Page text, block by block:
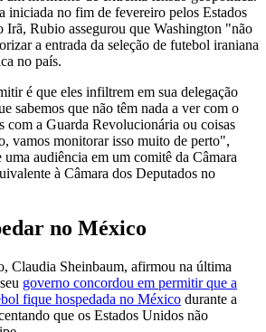
iniciada no fim de fevereiro pelos Estados
Irã, Rubio assegurou que Washington "não
a entrada da seleção de futebol iraniana
no país.
é que eles infiltrem em sua delegação
sabemos que não têm nada a ver com o
com a Guarda Revolucionária ou coisas
vamos monitorar isso muito de perto",
audiência em um comitê da Câmara
à Câmara dos Deputados no
no México
Claudia Sheinbaum, afirmou na última
governo concordou em permitir que a
fique hospedada no México durante a
que os Estados Unidos não